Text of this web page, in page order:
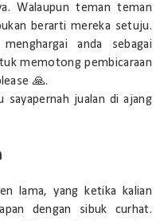
Walaupun teman teman
berarti mereka setuju.
anda sebagai
memotong pembicaraan
🙏.
jualan di ajang
lama, yang ketika kalian
dengan sibuk curhat.